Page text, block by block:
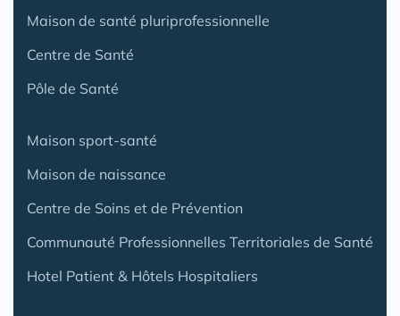
Maison de santé pluriprofessionnelle
Centre de Santé
Pôle de Santé
Maison sport-santé
Maison de naissance
Centre de Soins et de Prévention
Communauté Professionnelles Territoriales de Santé
Hotel Patient & Hôtels Hospitaliers